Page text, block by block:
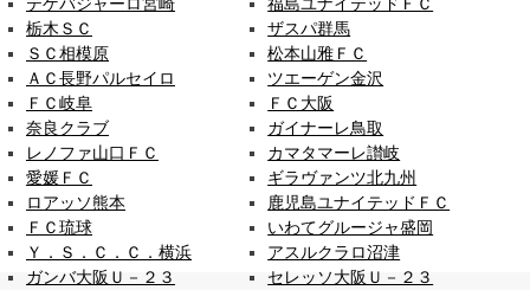
テゲバジャーロ宮崎
福島ユナイテッドＦＣ
栃木ＳＣ
ザスパ群馬
ＳＣ相模原
松本山雅ＦＣ
ＡＣ長野パルセイロ
ツエーゲン金沢
ＦＣ岐阜
ＦＣ大阪
奈良クラブ
ガイナーレ鳥取
レノファ山口ＦＣ
カマタマーレ讃岐
愛媛ＦＣ
ギラヴァンツ北九州
ロアッソ熊本
鹿児島ユナイテッドＦＣ
ＦＣ琉球
いわてグルージャ盛岡
Ｙ．Ｓ．Ｃ．Ｃ．横浜
アスルクラロ沼津
ガンバ大阪Ｕ－２３
セレッソ大阪Ｕ－２３